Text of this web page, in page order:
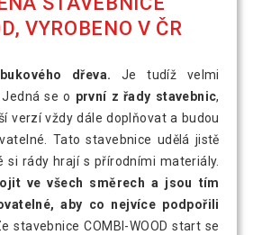
VYROBENO V ČR
dřeva. Je tudíž velmi
se o první z řady stavebnic,
verzí vždy dále doplňovat a budou
Tato stavebnice udělá jistě
si rády hrají s přírodními materiály.
ve všech směrech a jsou tím
aby co nejvíce podpořili
stavebnice COMBI-WOOD start se